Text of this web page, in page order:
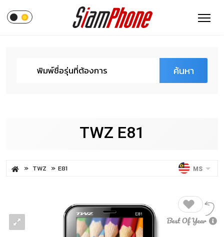
ค้นหา
TWZ E81
TWZ E81 MS